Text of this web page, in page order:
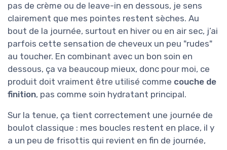
pas de crème ou de leave-in en dessous, je sens
clairement que mes pointes restent sèches. Au
bout de la journée, surtout en hiver ou en air sec, j’ai
parfois cette sensation de cheveux un peu "rudes"
au toucher. En combinant avec un bon soin en
dessous, ça va beaucoup mieux, donc pour moi, ce
produit doit vraiment être utilisé comme couche de
finition, pas comme soin hydratant principal.
Sur la tenue, ça tient correctement une journée de
boulot classique : mes boucles restent en place, il y
a un peu de frisottis qui revient en fin de journée,